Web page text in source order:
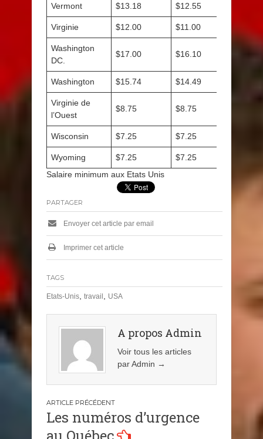
Vermont $13.18 $12.55
Virginie $12.00 $11.00
Washington
DC.
$17.00 $16.10
Washington $15.74 $14.49
Virginie de
l’Ouest
$8.75 $8.75
Wisconsin $7.25 $7.25
Wyoming $7.25
$7.25
Salaire minimum aux Etats Unis
PARTAGER
Envoyer cet article par email
Imprimer cet article
TAGS
Etats-Unis, travail USA
A propos Admin
Voir tous les articles
par Admin →
Navigation
de
Les numéros d’urgence